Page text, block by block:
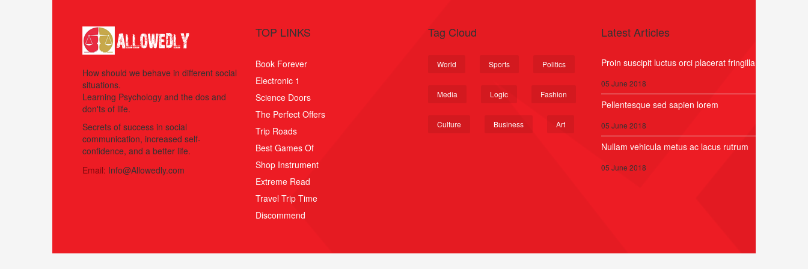
How should we behave in different social
situations.
Learning Psychology and the dos and
don'ts of life.
Secrets of success in social
communication, increased self-
confidence, and a better life.
Email: Info@Allowedly.com
TOP LINKS
Book Forever
Electronic 1
Science Doors
The Perfect Offers
Trip Roads
Best Games Of
Shop Instrument
Extreme Read
Travel Trip Time
Discommend
Tag Cloud
World Sports Politics
Media Logic Fashion
Culture Business Art
Latest Articles
Proin suscipit luctus orci placerat fringilla
05 June 2018
Pellentesque sed sapien lorem
05 June 2018
Nullam vehicula metus ac lacus rutrum
05 June 2018